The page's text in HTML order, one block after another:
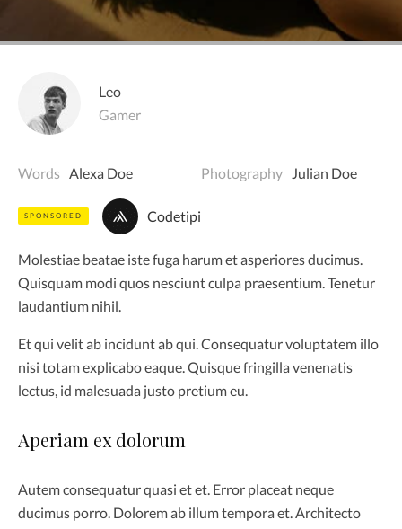
Leo
Gamer
Words Alexa Doe Photography Julian Doe
SPONSORED Codetipi
Molestiae beatae iste fuga harum et asperiores ducimus.
Quisquam modi quos nesciunt culpa praesentium. Tenetur
laudantium nihil.
Et qui velit ab incidunt ab qui. Consequatur voluptatem illo
nisi totam explicabo eaque. Quisque fringilla venenatis
lectus, id malesuada justo pretium eu.
Aperiam ex dolorum
Autem consequatur quasi et et. Error placeat neque
ducimus porro. Dolorem ab illum tempora et. Architecto